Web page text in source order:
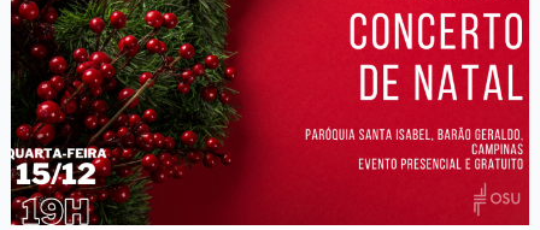
do
Natal
para
Mogi
Mirim
e
Campinas